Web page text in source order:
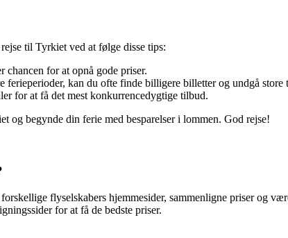
til Tyrkiet ved at følge disse tips:
chancen for at opnå gode priser.
ferieperioder, kan du ofte finde billigere billetter og undgå store
for at få det mest konkurrencedygtige tilbud.
begynde din ferie med besparelser i lommen. God rejse!
flyselskabers hjemmesider, sammenligne priser og
for at få de bedste priser.